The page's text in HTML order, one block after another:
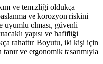
ve temizliği oldukça
ve korozyon riskini
uyumlu olması, güvenli
yapısı ve hafifliği
rahattır. Boyutu, iki kişi için
ve ergonomik tasarımıyla